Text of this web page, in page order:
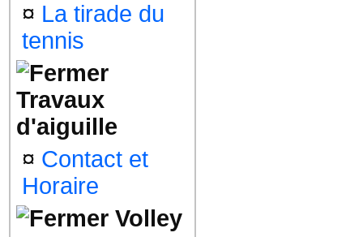
¤ La tirade du
tennis
Travaux
d'aiguille
¤ Contact et
Horaire
Volley